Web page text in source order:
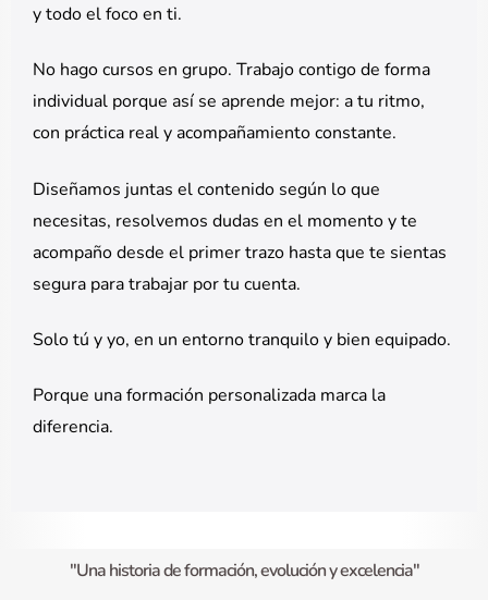
y todo el foco en ti.
No hago cursos en grupo. Trabajo contigo de forma
individual porque así se aprende mejor: a tu ritmo,
con práctica real y acompañamiento constante.
Diseñamos juntas el contenido según lo que
necesitas, resolvemos dudas en el momento y te
acompaño desde el primer trazo hasta que te sientas
segura para trabajar por tu cuenta.
Solo tú y yo, en un entorno tranquilo y bien equipado.
Porque una formación personalizada marca la
diferencia.
"Una historia de formación, evolución y excelencia"